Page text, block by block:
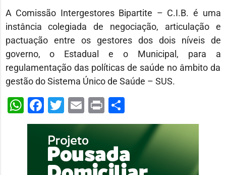
A Comissão Intergestores Bipartite – C.I.B. é uma
instância colegiada de negociação, articulação e
pactuação entre os gestores dos dois níveis de
governo, o Estadual e o Municipal, para a
regulamentação das políticas de saúde no âmbito da
gestão do Sistema Único de Saúde – SUS.
WhatsApp
Facebook
Twitter
Email
PrintShare